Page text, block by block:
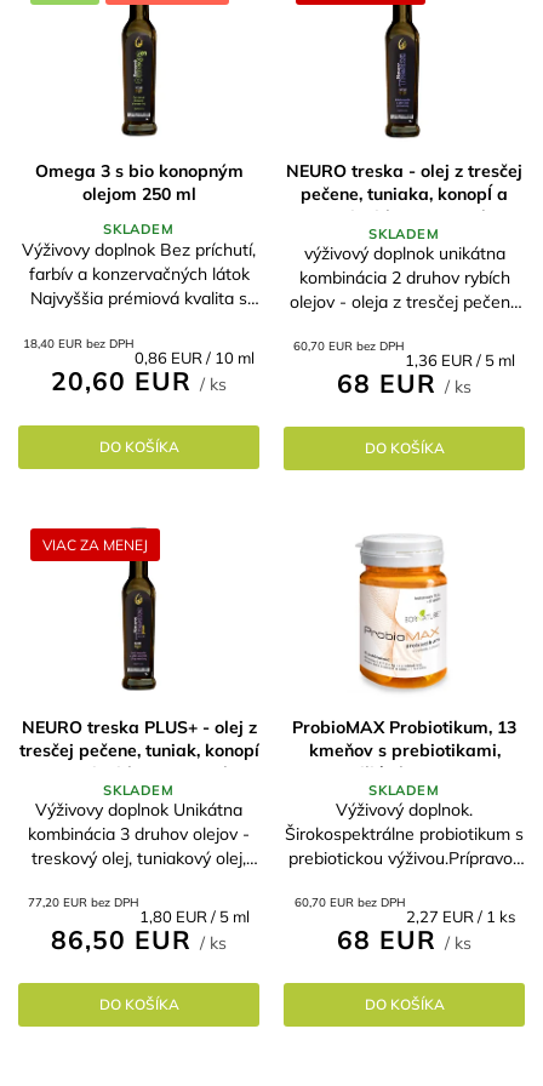
Omega 3 s bio konopným
olejom 250 ml
SKLADEM
18,40 EUR bez DPH
20,60 EUR / ks
Jednotková
cena:
0,86 EUR / 10 ml
DO KOŠÍKA
Výživovy doplnok Bez príchutí,
farbív a konzervačných látok
Najvyššia prémiová kvalita s
o organický konopný olej Na
podporu myslenia a pokoja,...
NEURO treska - olej z tresčej
pečene, tuniaka, konopÍ a
antioxidanty 250 ml
SKLADEM
60,70 EUR bez DPH
68 EUR / ks
Jednotková
cena:
1,36 EUR / 5 ml
DO KOŠÍKA
výživový doplnok unikátna
kombinácia 2 druhov rybích
olejov - oleja z tresčej pečene
osvedčených pomeroch
obsahuje konopný olej, ktorý je
bohatý na...
VIAC ZA MENEJ
NEURO treska PLUS+ - olej z
tresčej pečene, tuniak, konopí
a antioxidanty 250 ml
SKLADEM
77,20 EUR bez DPH
86,50 EUR / ks
Jednotková
cena:
1,80 EUR / 5 ml
DO KOŠÍKA
Výživovy doplnok Unikátna
kombinácia 3 druhov olejov -
treskový olej, tuniakový olej,
antioxidačným vitamínom E a
rozmarínovým olejem Vhodné
pre všetky...
ProbioMAX Probiotikum, 13
kmeňov s prebiotikami,
60Miliárd CFU v 1g
SKLADEM
60,70 EUR bez DPH
68 EUR / ks
Jednotková
cena:
2,27 EUR / 1 ks
DO KOŠÍKA
Výživový doplnok.
Širokospektrálne probiotikum s
prebiotickou výživou.Prípravok
preventívnom užívaní a
dostatočnom množstve
prebiotík v strave sa "obden",...